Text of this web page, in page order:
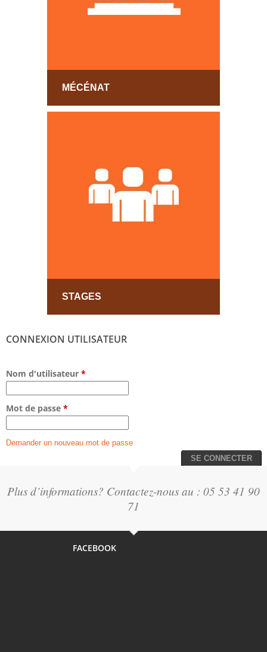
MÉCÉNAT
STAGES
CONNEXION UTILISATEUR
Nom d'utilisateur *
Mot de passe *
Demander un nouveau mot de passe
Plus d’informations? Contactez-nous au : 05 53 41 90
71
FACEBOOK